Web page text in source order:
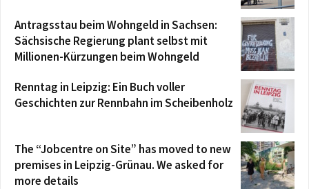
Antragsstau beim Wohngeld in Sachsen:
Sächsische Regierung plant selbst mit
Millionen-Kürzungen beim Wohngeld
Renntag in Leipzig: Ein Buch voller
Geschichten zur Rennbahn im Scheibenholz
The “Jobcentre on Site” has moved to new
premises in Leipzig-Grünau. We asked for
more details